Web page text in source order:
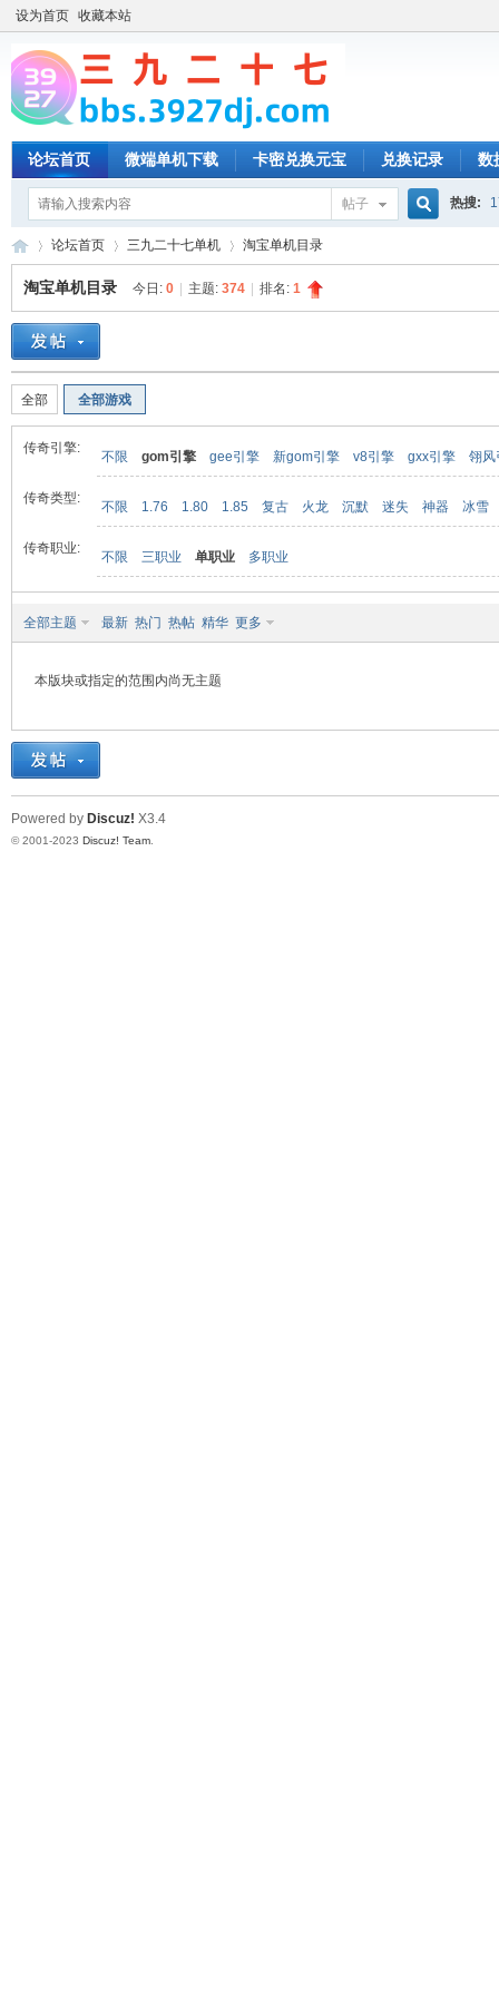
设为首页 收藏本站
论坛首页 微端单机下载 卡密兑换元宝 兑换记录 数
帖子 热搜:
»
论坛首页 三九二十七单机 淘宝单机目录
淘宝单机目录 今日: 0 主题: 374 排名: 1
全部 全部游戏
传奇引擎:
不限 gom引擎 gee引擎 新gom引擎 v8引擎 gxx引擎 翎风
传奇类型:
不限 1.76 1.80 1.85 复古 火龙 沉默 迷失 神器 冰雪
传奇职业:
不限 三职业 单职业 多职业
全部主题 最新 热门 热帖 精华 更多
本版块或指定的范围内尚无主题
Powered by Discuz! X3.4
© 2001-2023 Discuz! Team.